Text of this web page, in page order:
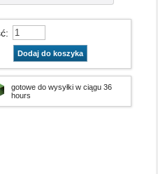
:
Dodaj do koszyka
gotowe do wysyłki w ciągu 36
hours